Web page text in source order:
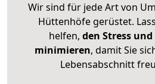
Wir sind für jede Art von
Hüttenhöfe gerüstet.
helfen, den Stress
minimieren, damit Sie
Lebensabschnitt